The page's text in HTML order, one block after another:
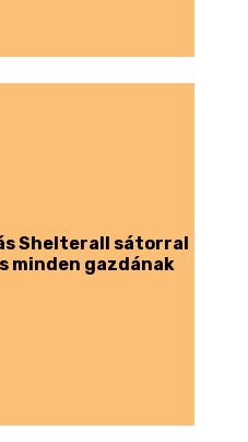
Shelterall sátorral
minden gazdának